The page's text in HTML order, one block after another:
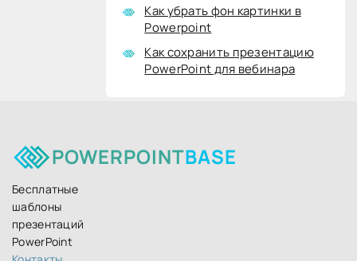
Как убрать фон картинки в
Powerpoint
Как сохранить презентацию
PowerPoint для вебинара
POWERPOINTBASE
Бесплатные
шаблоны
презентаций
PowerPoint